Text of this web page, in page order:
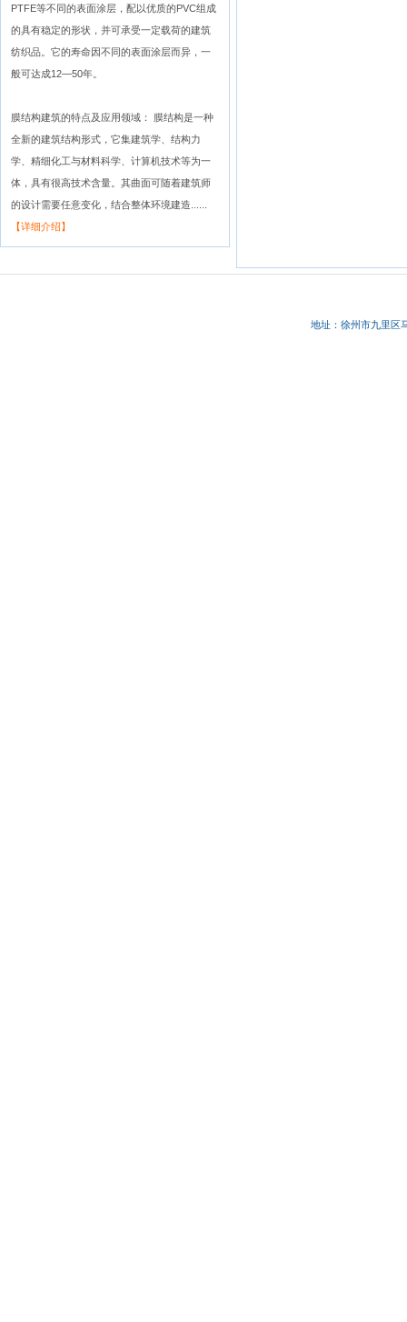
PTFE等不同的表面涂层，配以优质的PVC组成
的具有稳定的形状，并可承受一定载荷的建筑
纺织品。它的寿命因不同的表面涂层而异，一
般可达成12—50年。
膜结构建筑的特点及应用领域： 膜结构是一种
全新的建筑结构形式，它集建筑学、结构力
学、精细化工与材料科学、计算机技术等为一
体，具有很高技术含量。其曲面可随着建筑师
的设计需要任意变化，结合整体环境建造......
【详细介绍】
地址：徐州市九里